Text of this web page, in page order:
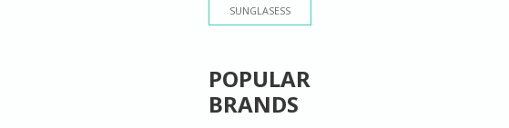
SUNGLASESS
POPULAR
BRANDS